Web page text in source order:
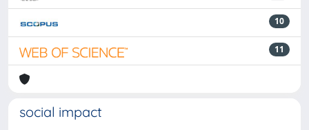
10
11
social impact